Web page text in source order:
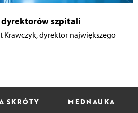
dyrektorów szpitali
Krawczyk, dyrektor największego
SKRÓTY MEDNAUKA